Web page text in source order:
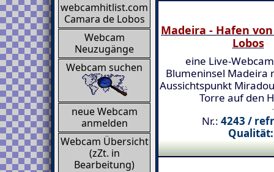
webcamhitlist.com
Camara de Lobos
Webcam
Neuzugänge
Webcam suchen
neue Webcam
anmelden
Webcam Übersicht
(zZt. in
Bearbeitung)
Madeira - Hafen
Lobos
eine Live-
Blumeninsel Madeira
Aussichtspunkt
Torre auf den
Nr.: 4243 /